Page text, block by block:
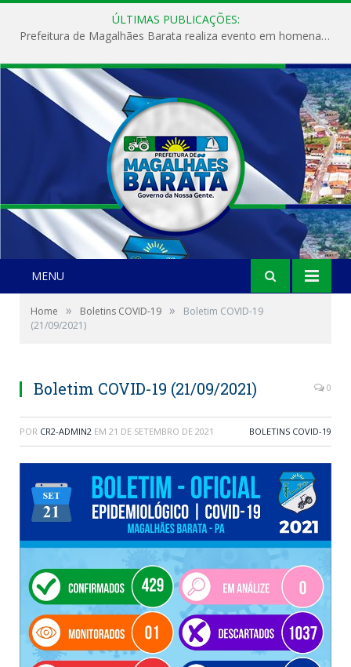
ÚLTIMAS PUBLICAÇÕES:
Prefeitura de Magalhães Barata realiza evento em homenagem ao Dia Internacional da Mulher
MENU
Home » Boletins COVID-19 »
Boletim COVID-19
(21/09/2021)
Boletim COVID-19 (21/09/2021) 0
POR CR2-ADMIN2 EM 21 DE SETEMBRO DE 2021 BOLETINS COVID-19